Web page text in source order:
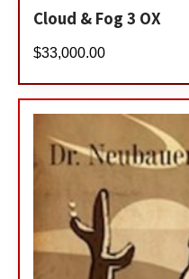
Cloud & Fog 3 OX
$33,000.00